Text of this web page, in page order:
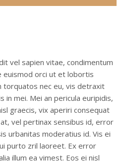
vel sapien vitae, condimentum
euismod orci ut et lobortis
torquatos nec eu, vis detraxit
in mei. Mei an pericula euripidis,
graecis, vix aperiri consequat
vel pertinax sensibus id, error
urbanitas moderatius id. Vis ei
purto zril laoreet. Ex error
illum ea vimest. Eos ei nisl